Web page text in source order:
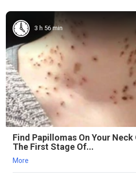
3 h 56 min
Find Papillomas On Your
The First Stage Of...
More